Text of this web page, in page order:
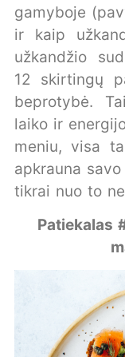
gamyboje
ir kaip
užkandžio
12 skirtingų
beprotybė.
laiko ir
meniu, visa
apkrauna
tikrai nuo to
Patiekalas